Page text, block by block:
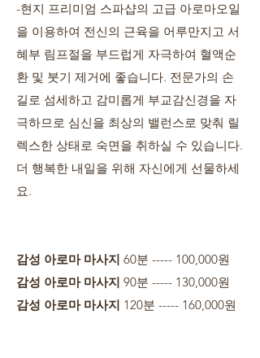
-현지 프리미엄 스파샵의 고급 아로마오일
을 이용하여 전신의 근육을 어루만지고 서
혜부 림프절을 부드럽게 자극하여 혈액순
환 및 붓기 제거에 좋습니다. 전문가의 손
길로 섬세하고 감미롭게 부교감신경을 자
극하므로 심신을 최상의 밸런스로 맞춰 릴
렉스한 상태로 숙면을 취하실 수 있습니다.
더 행복한 내일을 위해 자신에게 선물하세
요.
감성 아로마 마사지 60분 ----- 100,000원
감성 아로마 마사지 90분 ----- 130,000원
감성 아로마 마사지 120분 ----- 160,000원